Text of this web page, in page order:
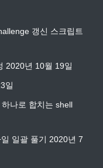
갱신 스크립트
2020년 10월 19일
일
나로 합치는 shell
일괄 풀기 2020년 7